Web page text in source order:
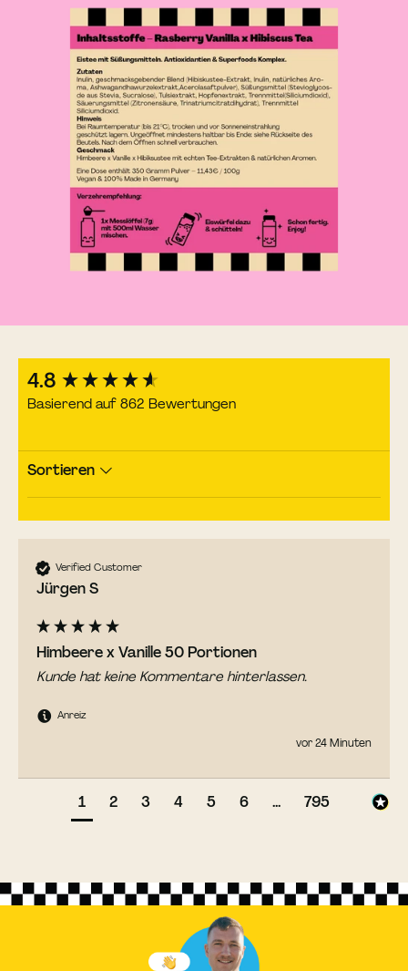
4.8
Basierend auf 862 Bewertungen
Sortieren
Verified Customer
Jürgen S
Himbeere x Vanille 50 Portionen
Kunde hat keine Kommentare hinterlassen.
Anreiz
vor 24 Minuten
1 2 3 4 5 6 ... 795